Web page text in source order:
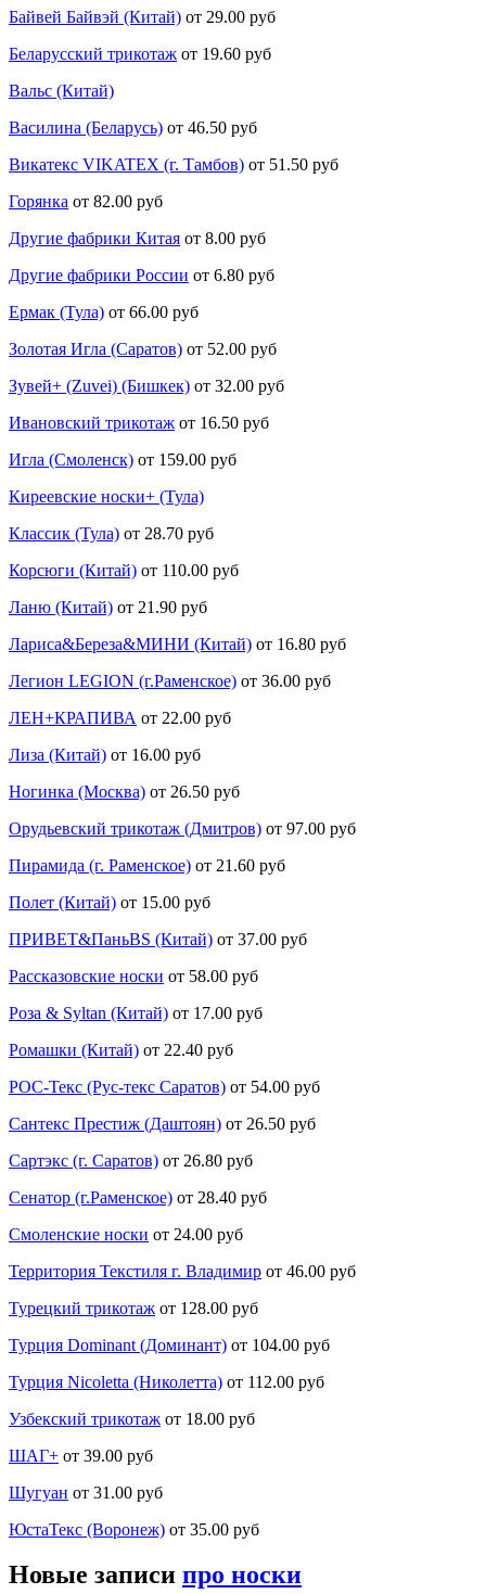
Байвей Байвэй (Китай) от 29.00 руб
Беларусский трикотаж от 19.60 руб
Вальс (Китай)
Василина (Беларусь) от 46.50 руб
Викатекс VIKATEX (г. Тамбов) от 51.50 руб
Горянка от 82.00 руб
Другие фабрики Китая от 8.00 руб
Другие фабрики России от 6.80 руб
Ермак (Тула) от 66.00 руб
Золотая Игла (Саратов) от 52.00 руб
Зувей+ (Zuvei) (Бишкек) от 32.00 руб
Ивановский трикотаж от 16.50 руб
Игла (Смоленск) от 159.00 руб
Киреевские носки+ (Тула)
Классик (Тула) от 28.70 руб
Корсюги (Китай) от 110.00 руб
Ланю (Китай) от 21.90 руб
Лариса&Береза&МИНИ (Китай) от 16.80 руб
Легион LEGION (г.Раменское) от 36.00 руб
ЛЕН+КРАПИВА от 22.00 руб
Лиза (Китай) от 16.00 руб
Ногинка (Москва) от 26.50 руб
Орудьевский трикотаж (Дмитров) от 97.00 руб
Пирамида (г. Раменское) от 21.60 руб
Полет (Китай) от 15.00 руб
ПРИВЕТ&ПаньBS (Китай) от 37.00 руб
Рассказовские носки от 58.00 руб
Роза & Syltan (Китай) от 17.00 руб
Ромашки (Китай) от 22.40 руб
РОС-Текс (Рус-текс Саратов) от 54.00 руб
Сантекс Престиж (Даштоян) от 26.50 руб
Сартэкс (г. Саратов) от 26.80 руб
Сенатор (г.Раменское) от 28.40 руб
Смоленские носки от 24.00 руб
Территория Текстиля г. Владимир от 46.00 руб
Турецкий трикотаж от 128.00 руб
Турция Dominant (Доминант) от 104.00 руб
Турция Nicoletta (Николетта) от 112.00 руб
Узбекский трикотаж от 18.00 руб
ШАГ+ от 39.00 руб
Шугуан от 31.00 руб
ЮстаТекс (Воронеж) от 35.00 руб
Новые записи про носки